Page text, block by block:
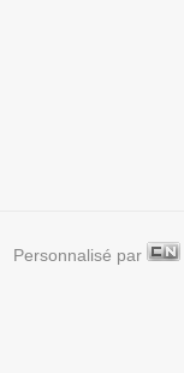
Personnalisé par